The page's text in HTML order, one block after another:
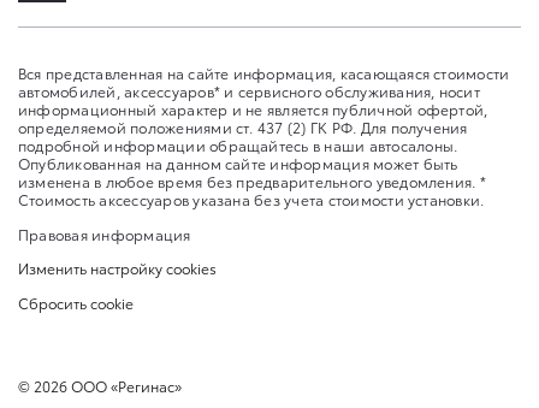
Вся представленная на сайте информация, касающаяся стоимости
автомобилей, аксессуаров* и сервисного обслуживания, носит
информационный характер и не является публичной офертой,
определяемой положениями ст. 437 (2) ГК РФ. Для получения
подробной информации обращайтесь в наши автосалоны.
Опубликованная на данном сайте информация может быть
изменена в любое время без предварительного уведомления. *
Стоимость аксессуаров указана без учета стоимости установки.
Правовая информация
Изменить настройку cookies
Сбросить cookie
© 2026ООО «Регинас»